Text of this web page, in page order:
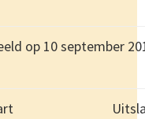
op 10 september